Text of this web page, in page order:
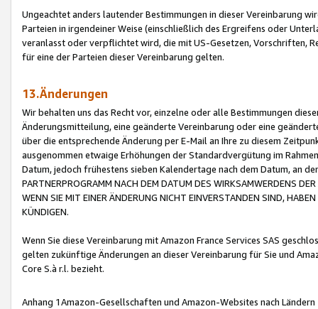
Ungeachtet anders lautender Bestimmungen in dieser Vereinbarung
Parteien in irgendeiner Weise (einschließlich des Ergreifens oder
veranlasst oder verpflichtet wird, die mit US-Gesetzen, Vorschriften,
für eine der Parteien dieser Vereinbarung gelten.
13.Änderungen
Wir behalten uns das Recht vor, einzelne oder alle Bestimmungen
Änderungsmitteilung, eine geänderte Vereinbarung oder eine
über die entsprechende Änderung per E-Mail an Ihre zu diesem
ausgenommen etwaige Erhöhungen der Standardvergütung im
Datum, jedoch frühestens sieben Kalendertage nach dem Datum, an
PARTNERPROGRAMM NACH DEM DATUM DES WIRKSAMWERDENS
WENN SIE MIT EINER ÄNDERUNG NICHT EINVERSTANDEN SIND,
KÜNDIGEN.
Wenn Sie diese Vereinbarung mit Amazon France Services SAS
gelten zukünftige Änderungen an dieser Vereinbarung für Sie und
Core S.à r.l. bezieht.
Anhang 1Amazon-Gesellschaften und Amazon-Websites nach Ländern